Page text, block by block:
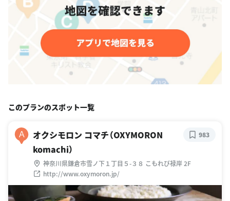
このプランのスポット一覧
A
オクシモロン コマチ（OXYMORON
komachi）
神奈川県鎌倉市雪ノ下１丁目５-３８ こもれび禄岸 2F
http://www.oxymoron.jp/
983